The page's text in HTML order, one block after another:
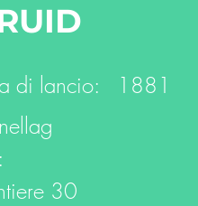
di lancio:
1881
30